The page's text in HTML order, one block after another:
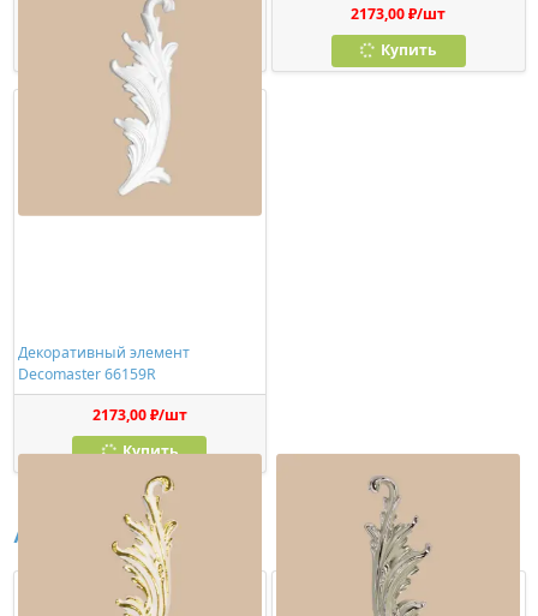
278,00 ₽/шт
Купить
2173,00 ₽/шт
Купить
Декоративный элемент
Decomaster 66159R
2173,00 ₽/шт
Купить
Аналоги